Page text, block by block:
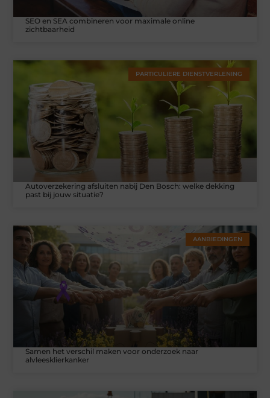
SEO en SEA combineren voor maximale online
zichtbaarheid
PARTICULIERE DIENSTVERLENING
Autoverzekering afsluiten nabij Den Bosch: welke dekking
past bij jouw situatie?
AANBIEDINGEN
Samen het verschil maken voor onderzoek naar
alvleesklierkanker